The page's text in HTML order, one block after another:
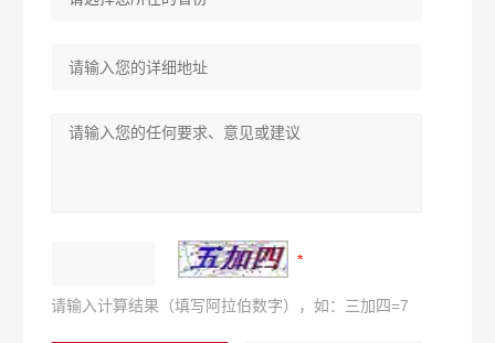
请输入计算结果（填写阿拉伯数字），如：三加四=7